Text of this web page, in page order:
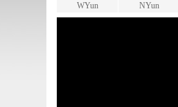
WYun
NYun